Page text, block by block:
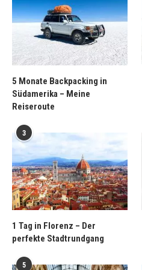
5 Monate Backpacking in
Südamerika – Meine
Reiseroute
3
1 Tag in Florenz – Der
perfekte Stadtrundgang
5